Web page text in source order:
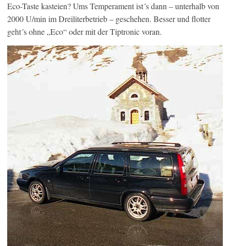
Eco-Taste kasteien? Ums Temperament ist´s dann – unterhalb von
2000 U/min im Dreiliterbetrieb – geschehen. Besser und flotter
geht´s ohne „Eco“ oder mit der Tiptronic voran.